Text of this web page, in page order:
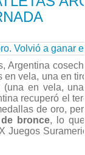
Argentina
en vela, una en
(una en vela,
recuperó el
de oro,
bronce, lo
Juegos